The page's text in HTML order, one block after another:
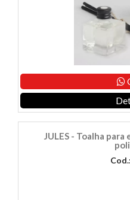
JULES - Toalha